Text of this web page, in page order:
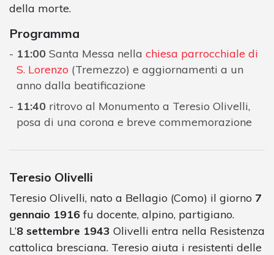
della morte.
Programma
11:00 Santa Messa nella chiesa parrocchiale di
S. Lorenzo (Tremezzo) e aggiornamenti a un
anno dalla beatificazione
11:40 ritrovo al Monumento a Teresio Olivelli,
posa di una corona e breve commemorazione
Teresio Olivelli
Teresio Olivelli, nato a Bellagio (Como) il giorno 7
gennaio 1916 fu docente, alpino, partigiano.
L’8 settembre 1943 Olivelli entra nella Resistenza
cattolica bresciana. Teresio aiuta i resistenti delle